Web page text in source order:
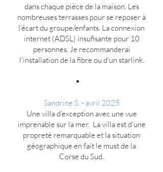
dans chaque pièce de la maison. Les
nombreuses terrasses pour se reposer à
l'écart du groupe/enfants. La connexion
internet (ADSL) insufisante pour 10
personnes. Je recommanderai
l'installation de la fibre ou d'un starlink.
Sandrine S. - avril 2025
Une villa d’exception avec une vue
imprenable sur la mer. La villa est d’une
propreté remarquable et la situation
géographique en fait le must de la
Corse du Sud.